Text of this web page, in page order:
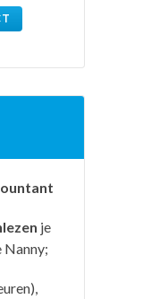
je
Nanny;